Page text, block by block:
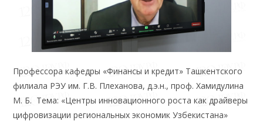
Профессора кафедры «Финансы и кредит» Ташкентского
филиала РЭУ им. Г.В. Плеханова, д.э.н., проф. Хамидулина
М. Б. Тема: «Центры инновационного роста как драйверы
цифровизации региональных экономик Узбекистана»